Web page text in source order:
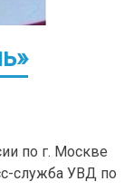
по г. Москве
служба УВД по